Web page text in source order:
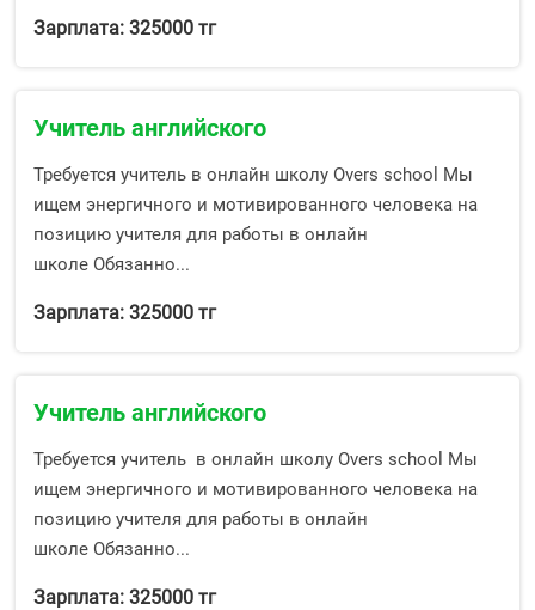
Зарплата: 325000 тг
Учитель английского
Требуется учитель в онлайн школу Overs school Мы
ищем энергичного и мотивированного человека на
позицию учителя для работы в онлайн
школе Обязанно...
Зарплата: 325000 тг
Учитель английского
Требуется учитель в онлайн школу Overs school Мы
ищем энергичного и мотивированного человека на
позицию учителя для работы в онлайн
школе Обязанно...
Зарплата: 325000 тг